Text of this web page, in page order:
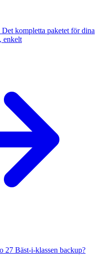
Det kompletta paketet för dina
enkelt
27 Bäst-i-klassen backup?